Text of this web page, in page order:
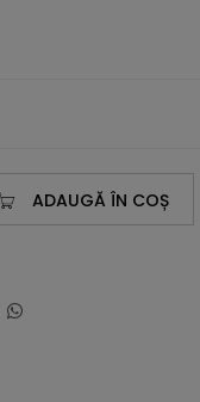
ADAUGĂ ÎN COȘ